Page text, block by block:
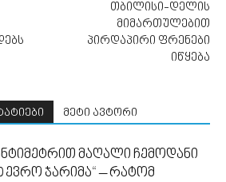
თბილისი-დელის
მიმართულებით
პირდაპირი ფრენები
იწყება
მეტი ავტორი
მაღალი ჩემოდანი
ევრო ჯარიმა“ – რატომ